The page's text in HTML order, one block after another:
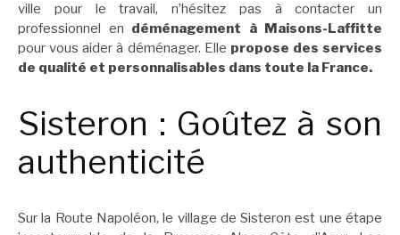
ville pour le travail, n’hésitez pas à contacter un
professionnel en déménagement à Maisons-Laffitte
pour vous aider à déménager. Elle propose des services
de qualité et personnalisables dans toute la France.
Sisteron : Goûtez à son
authenticité
Sur la Route Napoléon, le village de Sisteron est une étape